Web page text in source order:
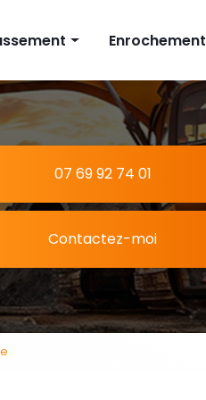
maison
Enrochement
07 69 92 74 01
Contactez-moi